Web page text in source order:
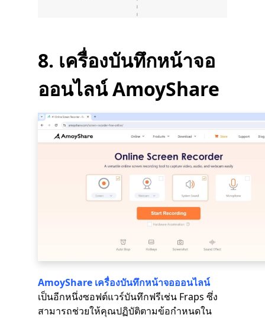
8. เครื่องบันทึกหน้าจอ
ออนไลน์ AmoyShare
AmoyShare เครื่องบันทึกหน้าจอออนไลน์
เป็นอีกหนึ่งซอฟต์แวร์บันทึกฟรีเช่น Fraps ซึ่ง
สามารถช่วยให้คุณปฏิบัติตามข้อกำหนดใน